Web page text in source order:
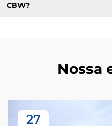
CBW?
Nossa
27